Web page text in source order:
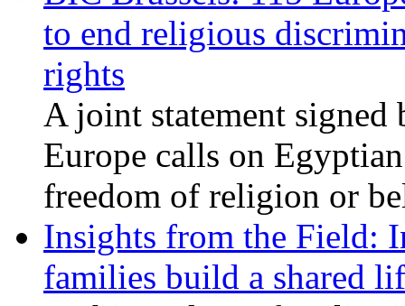
to end religious
rights
A joint statement signed
Europe calls on
freedom of religion or
Insights from the Field:
families build a shared